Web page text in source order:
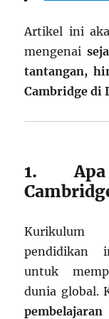
Artikel ini
mengenai
tantangan,
Cambridge di
1.
Kurikulum
pendidikan
untuk
dunia global.